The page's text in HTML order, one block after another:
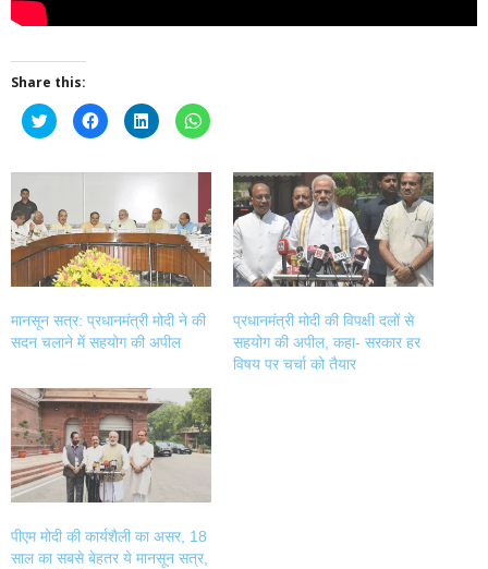
Share this:
Click
to
share
Twitter
new
window)
Click
to
share
Facebook
new
window)
Click
to
share
LinkedIn
new
window)
Click
to
WhatsApp
(Opens
new
window)
मानसून सत्र: प्रधानमंत्री मोदी ने की
सदन चलाने में सहयोग की अपील
प्रधानमंत्री मोदी की विपक्षी दलों से
सहयोग की अपील, कहा- सरकार हर
विषय पर चर्चा को तैयार
पीएम मोदी की कार्यशैली का असर, 18
साल का सबसे बेहतर ये मानसून सत्र,